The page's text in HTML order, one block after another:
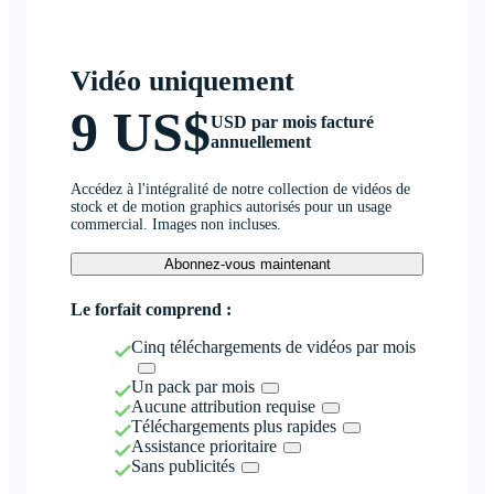
Vidéo uniquement
9 US$USD par mois facturé
annuellement
Accédez à l'intégralité de notre collection de vidéos de
stock et de motion graphics autorisés pour un usage
commercial. Images non incluses.
Abonnez-vous maintenant
Le forfait comprend :
Cinq téléchargements de vidéos par mois
Un pack par mois
Aucune attribution requise
Téléchargements plus rapides
Assistance prioritaire
Sans publicités